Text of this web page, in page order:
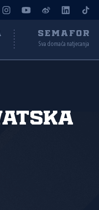
SEMAFOR
Sva domaća natjecanja